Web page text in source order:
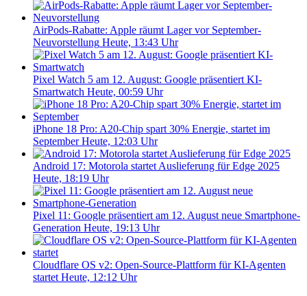
AirPods-Rabatte: Apple räumt Lager vor September-
Neuvorstellung Heute, 13:43 Uhr
Pixel Watch 5 am 12. August: Google präsentiert KI-
Smartwatch Heute, 00:59 Uhr
iPhone 18 Pro: A20-Chip spart 30% Energie, startet im
September Heute, 12:03 Uhr
Android 17: Motorola startet Auslieferung für Edge 2025
Heute, 18:19 Uhr
Pixel 11: Google präsentiert am 12. August neue Smartphone-
Generation Heute, 19:13 Uhr
Cloudflare OS v2: Open-Source-Plattform für KI-Agenten
startet Heute, 12:12 Uhr